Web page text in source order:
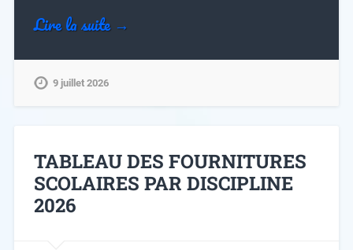
Lire la suite →
9 juillet 2026
TABLEAU DES FOURNITURES
SCOLAIRES PAR DISCIPLINE
2026